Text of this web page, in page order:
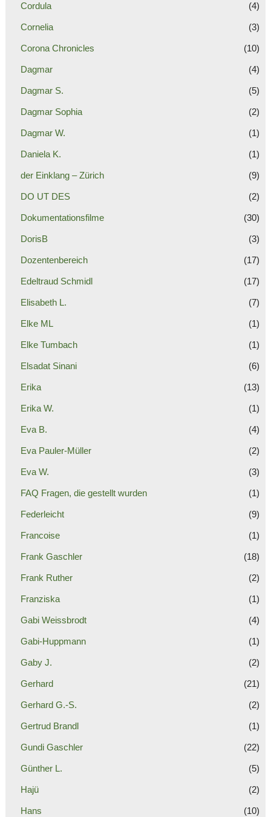
Cordula (4)
Cornelia (3)
Corona Chronicles (10)
Dagmar (4)
Dagmar S. (5)
Dagmar Sophia (2)
Dagmar W. (1)
Daniela K. (1)
der Einklang – Zürich (9)
DO UT DES (2)
Dokumentationsfilme (30)
DorisB (3)
Dozentenbereich (17)
Edeltraud Schmidl (17)
Elisabeth L. (7)
Elke ML (1)
Elke Tumbach (1)
Elsadat Sinani (6)
Erika (13)
Erika W. (1)
Eva B. (4)
Eva Pauler-Müller (2)
Eva W. (3)
FAQ Fragen, die gestellt wurden (1)
Federleicht (9)
Francoise (1)
Frank Gaschler (18)
Frank Ruther (2)
Franziska (1)
Gabi Weissbrodt (4)
Gabi-Huppmann (1)
Gaby J. (2)
Gerhard (21)
Gerhard G.-S. (2)
Gertrud Brandl (1)
Gundi Gaschler (22)
Günther L. (5)
Hajü (2)
Hans (10)